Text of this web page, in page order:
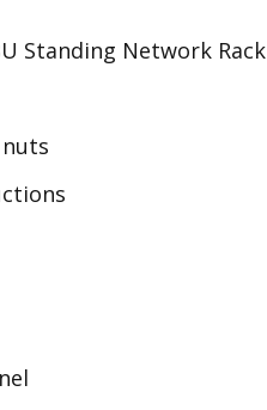
Standing Network Rack
nuts